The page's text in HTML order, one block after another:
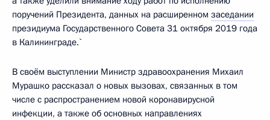
поручений Президента, данных на расширенном заседании
президиума Государственного Совета 31 октября 2019 года
в Калининграде.`
В своём выступлении Министр здравоохранения Михаил
Мурашко рассказал о новых вызовах, связанных в том
числе с распространением новой коронавирусной
инфекции, а также об основных направлениях